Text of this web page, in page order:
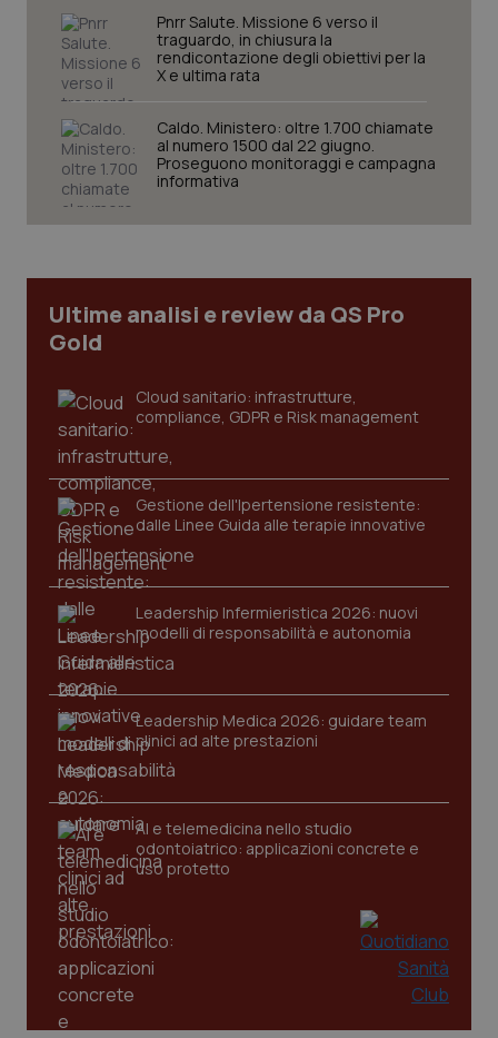
Pnrr Salute. Missione 6 verso il
traguardo, in chiusura la
rendicontazione degli obiettivi per la
X e ultima rata
Caldo. Ministero: oltre 1.700 chiamate
al numero 1500 dal 22 giugno.
Proseguono monitoraggi e campagna
informativa
Ultime analisi e review da QS Pro
Gold
Cloud sanitario: infrastrutture,
compliance, GDPR e Risk management
Gestione dell'Ipertensione resistente:
dalle Linee Guida alle terapie innovative
Leadership Infermieristica 2026: nuovi
modelli di responsabilità e autonomia
Leadership Medica 2026: guidare team
clinici ad alte prestazioni
AI e telemedicina nello studio
odontoiatrico: applicazioni concrete e
uso protetto
Nome
Fornitore
VISITOR_PRIVACY_METADATA
CookieScriptConsent
tracking-sites-ironfish-
tracking-enable
www.quotidianosanita.it
tracking-sites-ironfish-
session-id
www.quotidianosanita.it
_ga